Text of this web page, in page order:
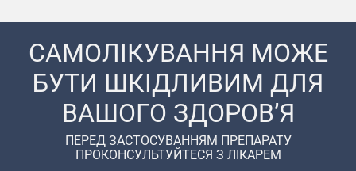
САМОЛІКУВАННЯ МОЖЕ
БУТИ ШКІДЛИВИМ ДЛЯ
ВАШОГО ЗДОРОВ’Я
ПЕРЕД ЗАСТОСУВАННЯМ ПРЕПАРАТУ
ПРОКОНСУЛЬТУЙТЕСЯ З ЛІКАРЕМ